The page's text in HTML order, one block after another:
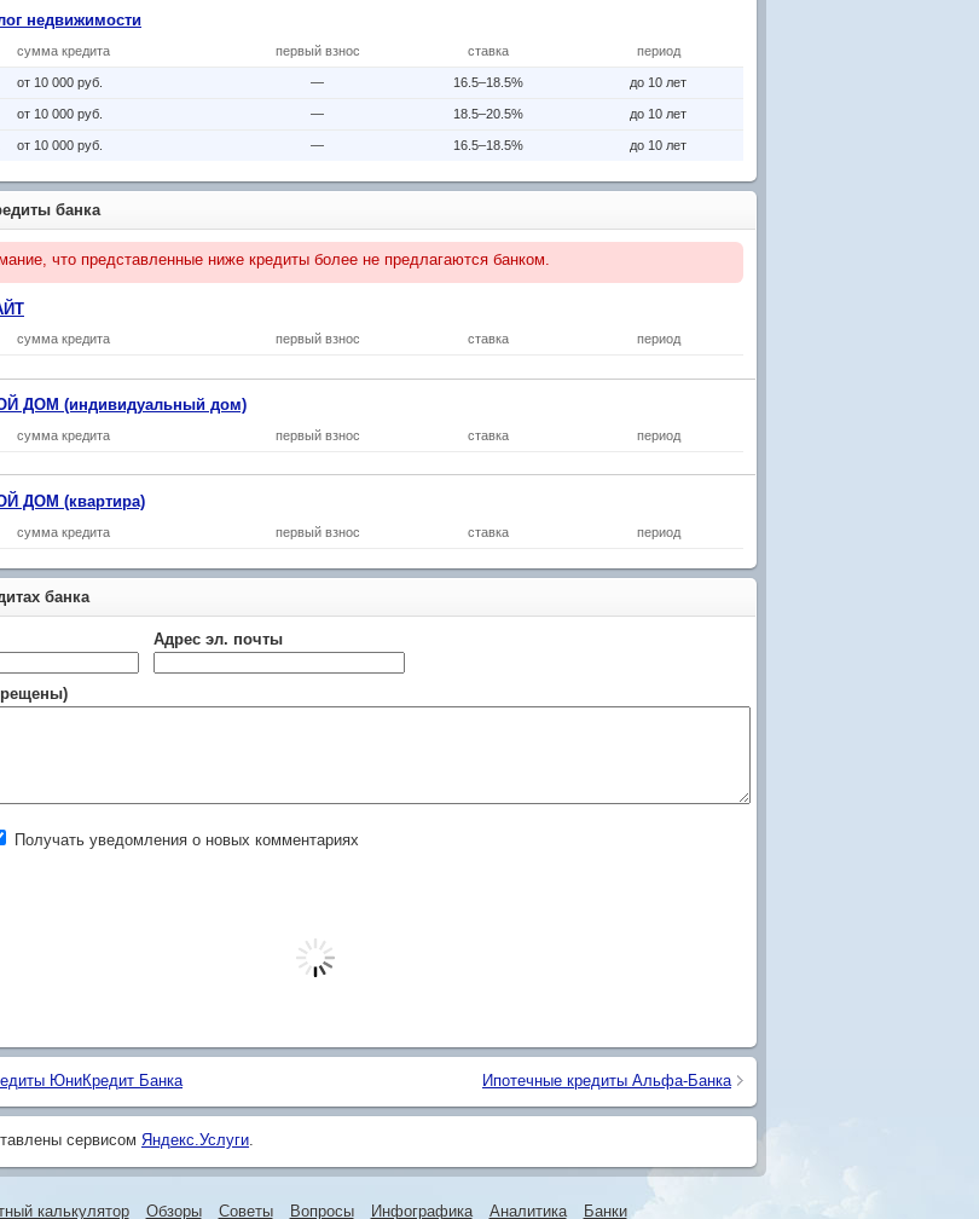
недвижимости
сумма кредита первый взнос ставка период
от 10 000 руб. — 16.5–18.5% до 10 лет
от 10 000 руб. — 18.5–20.5% до 10 лет
от 10 000 руб. — 16.5–18.5% до 10 лет
банка
что представленные ниже кредиты более не предлагаются банком.
сумма кредита первый взнос ставка период
ДОМ (индивидуальный дом)
сумма кредита первый взнос ставка период
ДОМ (квартира)
сумма кредита первый взнос ставка период
банка
Адрес эл. почты
Получать уведомления о новых комментариях
ЮниКредит Банка Ипотечные кредиты Альфа-Банка
сервисом Яндекс.Услуги.
калькулятор Обзоры Советы Вопросы Инфографика Аналитика Банки